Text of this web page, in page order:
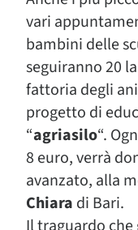
vari
bambini delle
seguiranno 20
fattoria degli
progetto di
“agriasilo“.
8 euro, verrà
avanzato, alla
Chiara di Bari.